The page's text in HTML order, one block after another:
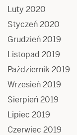
Luty 2020
Styczeń 2020
Grudzień 2019
Listopad 2019
Październik 2019
Wrzesień 2019
Sierpień 2019
Lipiec 2019
Czerwiec 2019